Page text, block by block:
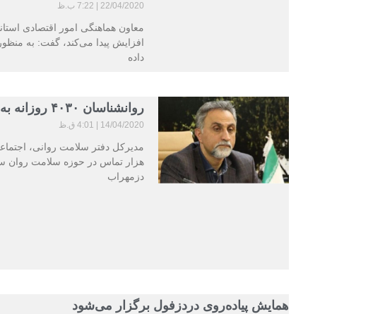
22/04/2020 7:22 ب.ظ
معاون هماهنگی امور اقتصادی
افزایش پیدا می‌کند، گفت: به منظور
داده
روانشناسان ۴۰۳۰ روزانه به ۱۰هزار تماس کرونایی پاسخ می دهند
14/04/2020 4:01 ق.ظ
دزمهراب
همایش پیاده‌روی دردزفول برگزار می‌شود